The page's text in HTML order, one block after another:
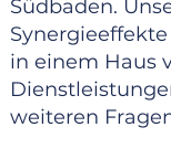
Südbaden.
in einem Haus
weiteren